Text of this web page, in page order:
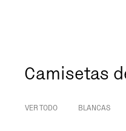
Camisetas
VER TODO BLANCAS